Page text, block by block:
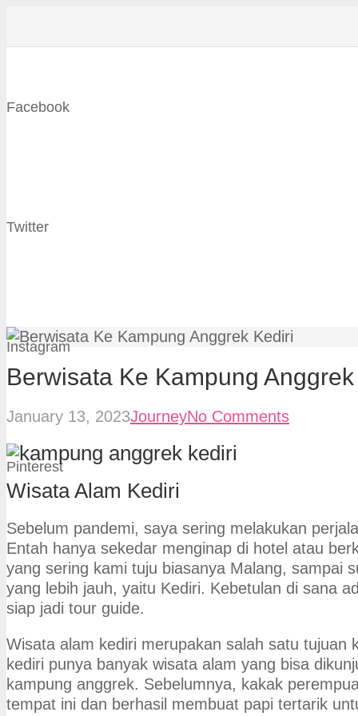
Facebook
Twitter
Instagram
Pinterest
Berwisata Ke Kampung
January 13, 2023JourneyNo Comments
Wisata Alam Kediri
Sebelum pandemi, saya sering melakukan
Entah hanya sekedar menginap di hotel atau
yang sering kami tuju biasanya Malang, sampai
yang lebih jauh, yaitu Kediri. Kebetulan di sana
siap jadi tour guide.
Wisata alam kediri merupakan salah satu tujuan
kediri punya banyak wisata alam yang bisa
kampung anggrek. Sebelumnya, kakak
tempat ini dan berhasil membuat papi tertarik